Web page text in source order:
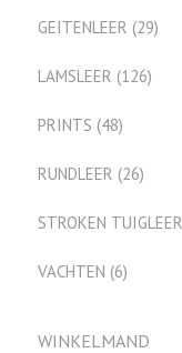
GEITENLEER (29)
LAMSLEER (126)
PRINTS (48)
RUNDLEER (26)
STROKEN TUIGLEER
VACHTEN (6)
WINKELMAND